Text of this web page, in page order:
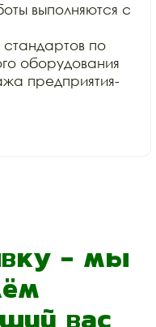
выполняются с
по
оборудования
предприятия-
- мы
вас